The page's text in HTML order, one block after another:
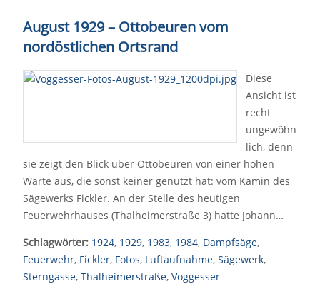
August 1929 – Ottobeuren vom
nordöstlichen Ortsrand
Diese
Ansicht ist
recht
ungewöhn
lich, denn
sie zeigt den Blick über Ottobeuren von einer hohen
Warte aus, die sonst keiner genutzt hat: vom Kamin des
Sägewerks Fickler. An der Stelle des heutigen
Feuerwehrhauses (Thalheimerstraße 3) hatte Johann…
Schlagwörter: 1924, 1929, 1983, 1984, Dampfsäge,
Feuerwehr, Fickler, Fotos, Luftaufnahme, Sägewerk,
Sterngasse, Thalheimerstraße, Voggesser